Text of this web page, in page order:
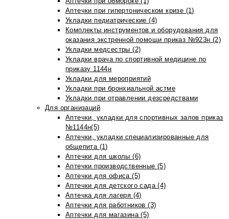
Аптечки при гипертоническом кризе (1)
Укладки педиатрические (4)
Комплекты инструментов и оборудования для
оказания экстренной помощи приказ №923н (2)
Укладки медсестры (2)
Укладки врача по спортивной медицине по
приказу 1144н
Укладки для мероприятий
Укладки при бронхиальной астме
Укладки при отравлении дезсредствами
Для организаций
Аптечки, укладки для спортивных залов приказ
№1144н(5)
Аптечки, укладки специализированные для
общепита (1)
Аптечки для школы (6)
Аптечки производственные (5)
Аптечки для офиса (5)
Аптечки для детского сада (4)
Аптечка для лагеря (4)
Аптечки для работников (3)
Аптечки для магазина (5)